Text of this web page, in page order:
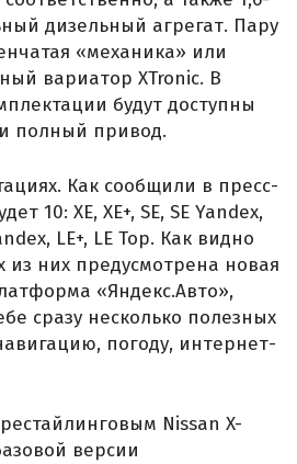
дизельный агрегат. Пару
«механика» или
вариатор XTronic. В
будут доступны
полный привод.
Как сообщили в пресс-
10: XE, XE+, SE, SE Yandex,
LE+, LE Top. Как видно
из них предусмотрена новая
«Яндекс.Авто»,
сразу несколько полезных
погоду, интернет-
Nissan X-
версии